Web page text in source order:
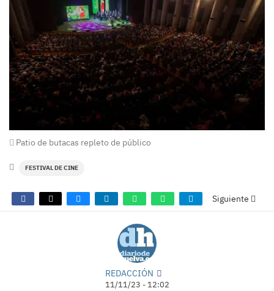
Patio de butacas repleto de público
FESTIVAL DE CINE
Siguiente
REDACCIÓN
11/11/23 - 12:02